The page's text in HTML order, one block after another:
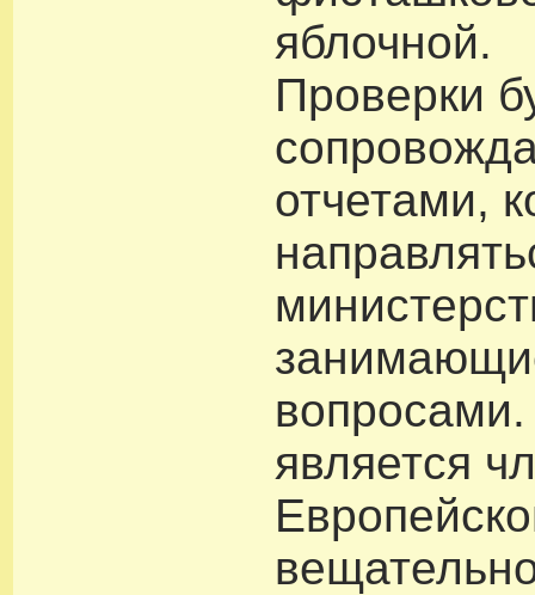
яблочной.
Проверки
отчетами,
является